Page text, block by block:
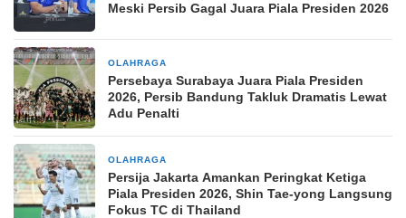
Meski Persib Gagal Juara Piala Presiden 2026
OLAHRAGA
Persebaya Surabaya Juara Piala Presiden
2026, Persib Bandung Takluk Dramatis Lewat
Adu Penalti
OLAHRAGA
Persija Jakarta Amankan Peringkat Ketiga
Piala Presiden 2026, Shin Tae-yong Langsung
Fokus TC di Thailand